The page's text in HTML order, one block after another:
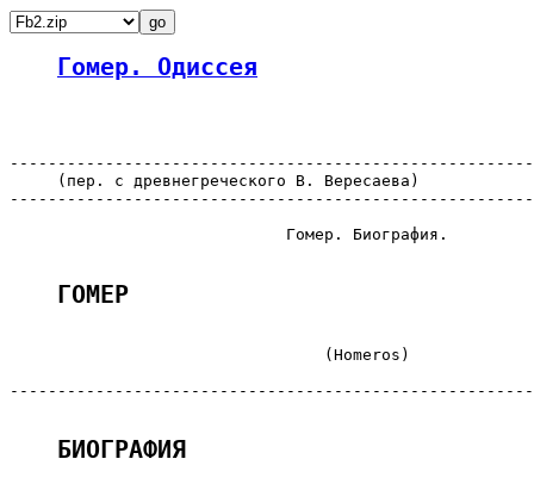
Гомер. Одиссея
     (пер. с древнегреческого В. Вересаева)
                             Гомер. Биография.
ГОМЕР
                                 (Homeros)
БИОГРАФИЯ